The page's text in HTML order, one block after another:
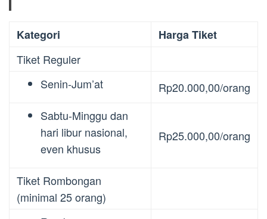
Kategori
Harga Tiket
Tiket Reguler
Senin-Jum’at
Rp20.000,00/orang
Sabtu-Minggu dan
hari libur nasional,
even khusus
Rp25.000,00/orang
Tiket Rombongan
(minimal 25 orang)